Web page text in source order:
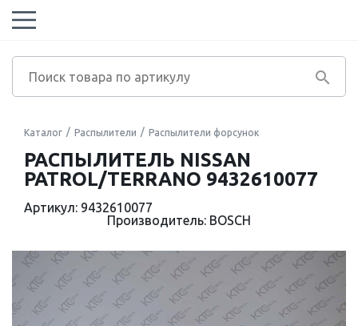
Каталог Распылители Распылители форсунок
РАСПЫЛИТЕЛЬ NISSAN
PATROL/TERRANO 9432610077
Артикул: 9432610077
Производитель: BOSCH